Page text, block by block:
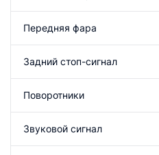
Передняя фара
Задний стоп-сигнал
Поворотники
Звуковой сигнал